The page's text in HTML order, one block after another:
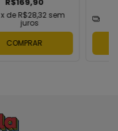
x deR$28,32 sem
juros
COMPRAR